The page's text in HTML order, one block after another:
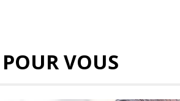
VOUS